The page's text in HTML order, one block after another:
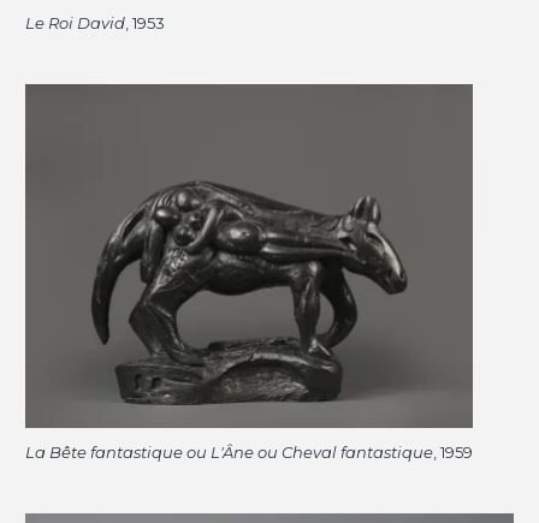
Le Roi David , 1953
La Bête fantastique ou L'Âne ou Cheval fantastique , 1959